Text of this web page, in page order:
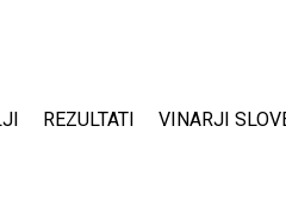
REZULTATI VINARJI
območju LAS